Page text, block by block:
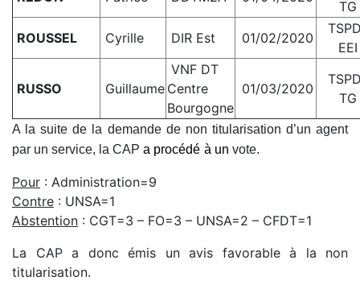
TG
ROUSSEL
Cyrille DIR Est 01/02/2020
EEI
RUSSO Guillaume
VNF DT
Centre
Bourgogne
01/03/2020
TG
A la suite de la demande de non titularisation d’un agent
par un service, la CAP a procédé à un vote.
Pour : Administration=9
Contre : UNSA=1
Abstention : CGT=3 – FO=3 – UNSA=2 – CFDT=1
La CAP a donc émis un avis favorable à la non
titularisation.